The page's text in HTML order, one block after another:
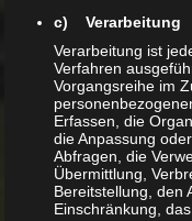
Kategorien
Allgemein
Arten
Sacalia
Auswinterung
c) Verarbeitung
Verarbeitung ist
Verfahren
Vorgangsreihe im
Erfassen, die
die Anpassung
Abfragen, die
Übermittlung,
Bereitstellung, den
Einschränkung,